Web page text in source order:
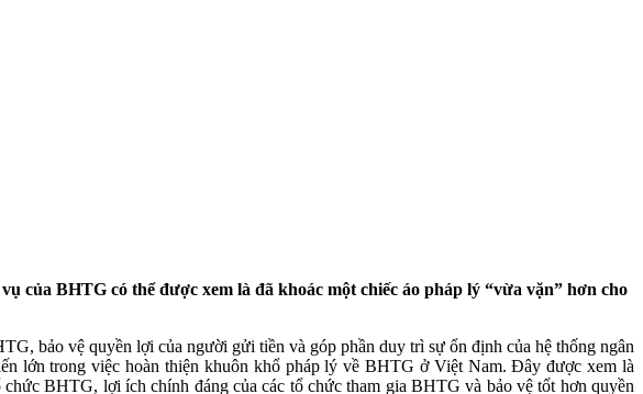
của BHTG có thể được xem là đã khoác một chiếc áo pháp lý “vừa vặn” hơn cho
bảo vệ quyền lợi của người gửi tiền và góp phần duy trì sự ổn định của hệ thống ngân
lớn trong việc hoàn thiện khuôn khổ pháp lý về BHTG ở Việt Nam. Đây được xem là
BHTG, lợi ích chính đáng của các tổ chức tham gia BHTG và bảo vệ tốt hơn quyền